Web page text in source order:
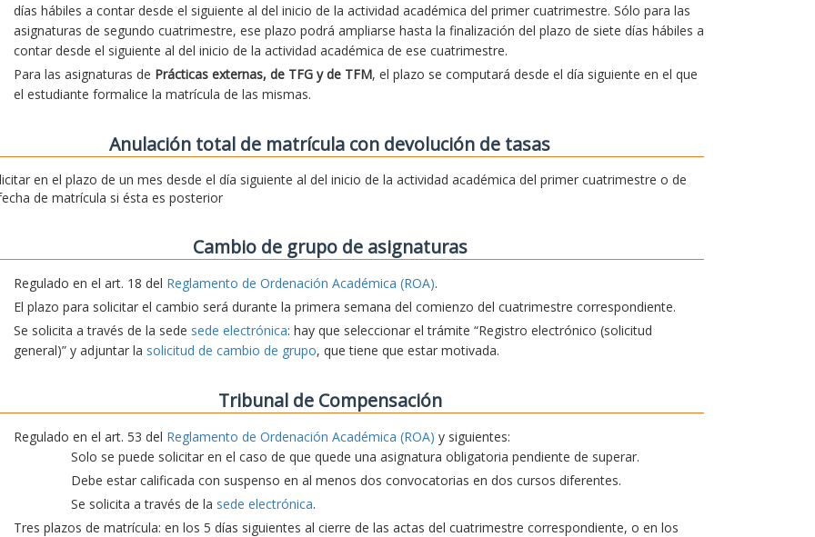
días hábiles a contar desde el siguiente al del inicio de la actividad académica del primer cuatrimestre. Sólo para las
asignaturas de segundo cuatrimestre, ese plazo podrá ampliarse hasta la finalización del plazo de siete días hábiles a
contar desde el siguiente al del inicio de la actividad académica de ese cuatrimestre.
Para las asignaturas de Prácticas externas, de TFG y de TFM, el plazo se computará desde el día siguiente en el que
el estudiante formalice la matrícula de las mismas.
Anulación total de matrícula con devolución de tasas
en el plazo de un mes desde el día siguiente al del inicio de la actividad académica del primer cuatrimestre o de
de matrícula si ésta es posterior
Cambio de grupo de asignaturas
Regulado en el art. 18 del Reglamento de Ordenación Académica (ROA).
El plazo para solicitar el cambio será durante la primera semana del comienzo del cuatrimestre correspondiente.
Se solicita a través de la sede sede electrónica: hay que seleccionar el trámite “Registro electrónico (solicitud
general)” y adjuntar la solicitud de cambio de grupo, que tiene que estar motivada.
Tribunal de Compensación
Regulado en el art. 53 del Reglamento de Ordenación Académica (ROA) y siguientes:
Solo se puede solicitar en el caso de que quede una asignatura obligatoria pendiente de superar.
Debe estar calificada con suspenso en al menos dos convocatorias en dos cursos diferentes.
Se solicita a través de la sede electrónica.
Tres plazos de matrícula: en los 5 días siguientes al cierre de las actas del cuatrimestre correspondiente, o en los